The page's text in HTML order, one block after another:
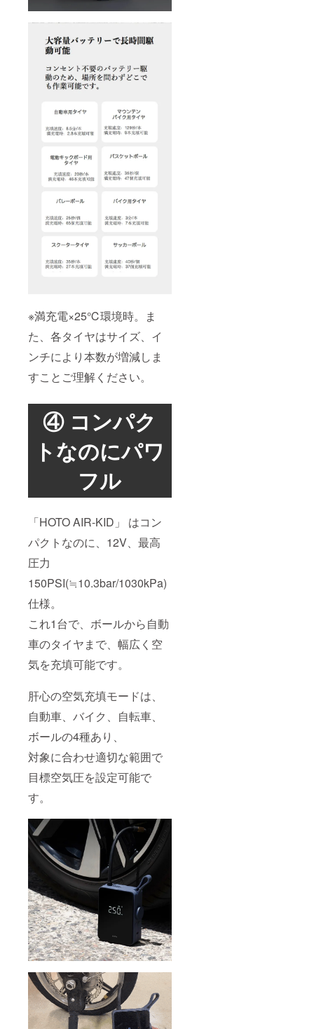
※満充電×25℃環境時。ま
た、各タイヤはサイズ、イ
ンチにより本数が増減しま
すことご理解ください。
④ コンパク
トなのにパワ
フル
「HOTO AIR-KID」 はコン
パクトなのに、12V、最高
圧力
150PSI(≒10.3bar/1030kPa)
仕様。
これ1台で、ボールから自動
車のタイヤまで、幅広く空
気を充填可能です。
肝心の空気充填モードは、
自動車、バイク、自転車、
ボールの4種あり、
対象に合わせ適切な範囲で
目標空気圧を設定可能で
す。